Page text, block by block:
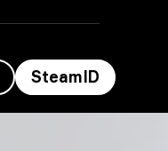
SteamID